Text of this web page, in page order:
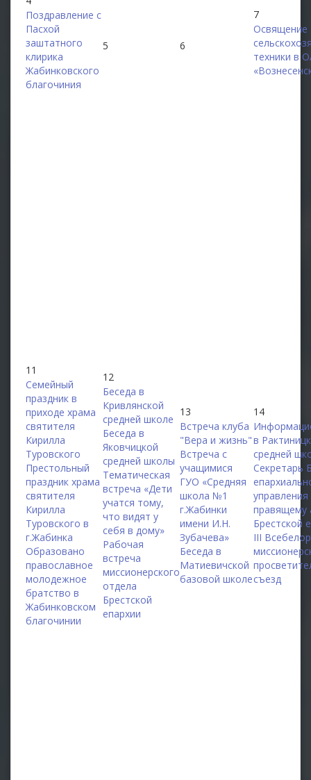
Поздравление с
Пасхой
заштатного
клирика
Жабинковского
благочиния
5 6
7
Освящение
техники в
11
Семейный
праздник в
приходе храма
святителя
Кирилла
Туровского
Престольный
праздник храма
святителя
Кирилла
Туровского в
г.Жабинка
Образовано
православное
молодежное
братство в
Жабинковском
благочинии
12
Беседа в
Кривлянской
средней школе
Беседа в
Яковчицкой
средней школы
Тематическая
встреча «Дети
учатся тому,
что видят у
себя в дому»
Рабочая
встреча
миссионерского
отдела
Брестской
епархии
13
Встреча клуба
"Вера и жизнь"
Встреча с
учащимися
ГУО «Средняя
школа №1
г.Жабинки
имени И.Н.
Зубачева»
Беседа в
Матиевичской
базовой школе
14
в
средней
Секретарь
правящему
Брестской
III
съезд